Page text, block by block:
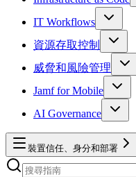
IT Workflows
資源存取控制
威脅和風險管理
Jamf for Mobile
AI Governance
裝置信任、身分和部署